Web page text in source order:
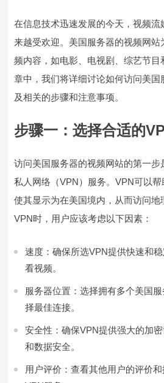
在信息技术迅速发展的今天，视频流
来越受欢迎。美国服务器的视频网
频内容，如电影、电视剧、综艺节目
章中，我们将详细讨论如何访问美国
及相关的步骤和注意事项。
步骤一：选择合适的
访问美国服务器的视频网站的第一步
私人网络（VPN）服务。VPN可以帮
使其显示为在美国境内，从而访问地
VPN时，用户应该考虑以下因素：
速度：确保所选VPN提供快速和
看视频。
服务器位置：选择拥有多个美国
择最佳连接。
安全性：确保VPN提供强大的加
和数据安全。
用户评价：查看其他用户的评价